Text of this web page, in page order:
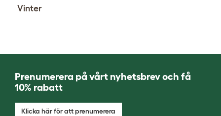
Vinter
Prenumerera på vårt nyhetsbrev och få
10% rabatt
Klicka här för att prenumerera